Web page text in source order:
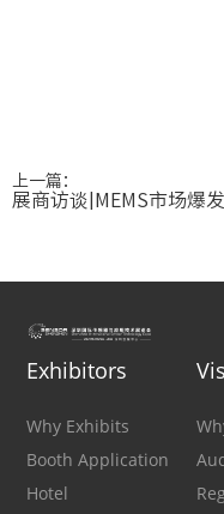
上一篇：
Exhibitors
Why Exhibits
Booth Application
Hotel